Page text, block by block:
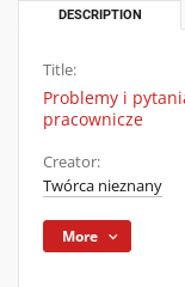
DESCRIPTION
Title:
Problemy i
pracownicze
Creator:
Twórca nieznany
More